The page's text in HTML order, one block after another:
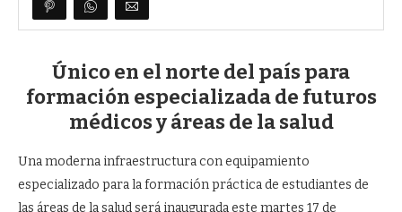
Único en el norte del país para
formación especializada de futuros
médicos y áreas de la salud
Una moderna infraestructura con equipamiento
especializado para la formación práctica de estudiantes de
las áreas de la salud será inaugurada este martes 17 de